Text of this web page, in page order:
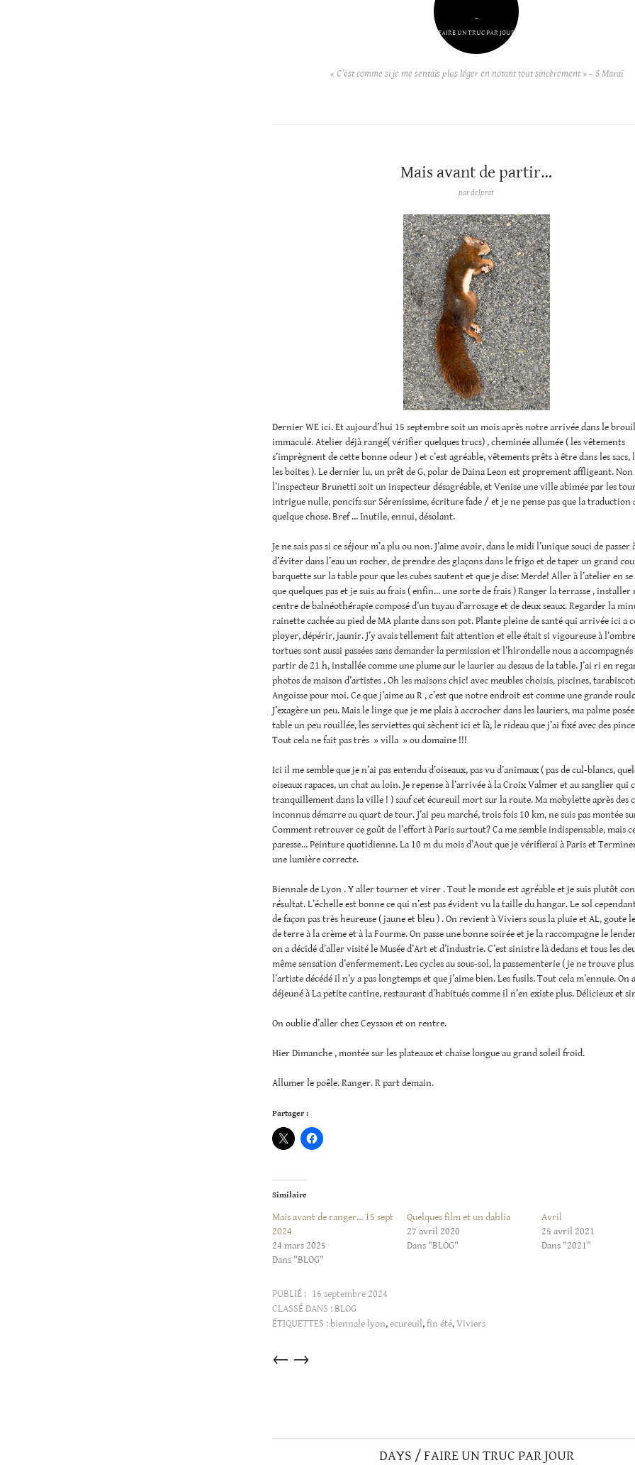
–
FAIRE UN TRUC PAR JOUR
« C’est comme si je me sentais plus léger en notant tout sincèrement » – S Maraï
Mais avant de partir…
pardelprat
Dernier WE ici. Et aujourd’hui 15 septembre soit un mois après notre arrivée dans le
immaculé. Atelier déjà rangé( vérifier quelques trucs) , cheminée allumée ( les vêtements
s’imprègnent de cette bonne odeur ) et c’est agréable, vêtements prêts à être dans les sacs,
les boites ). Le dernier lu, un prêt de G, polar de Daina Leon est proprement affligeant. Non
l’inspecteur Brunetti soit un inspecteur désagréable, et Venise une ville abimée par les
intrigue nulle, poncifs sur Sérenissime, écriture fade / et je ne pense pas que la traduction
quelque chose. Bref … Inutile, ennui, désolant.
Je ne sais pas si ce séjour m’a plu ou non. J’aime avoir, dans le midi l’unique souci de passer
d’éviter dans l’eau un rocher, de prendre des glaçons dans le frigo et de taper un grand
barquette sur la table pour que les cubes sautent et que je dise: Merde! Aller à l’atelier en
que quelques pas et je suis au frais ( enfin… une sorte de frais ) Ranger la terrasse ,
centre de balnéothérapie composé d’un tuyau d’arrosage et de deux seaux. Regarder la
rainette cachée au pied de MA plante dans son pot. Plante pleine de santé qui arrivée ici a
ployer, dépérir, jaunir. J’y avais tellement fait attention et elle était si vigoureuse à
tortues sont aussi passées sans demander la permission et l’hirondelle nous a
partir de 21 h, installée comme une plume sur le laurier au dessus de la table. J’ai ri en
photos de maison d’artistes . Oh les maisons chic! avec meubles choisis, piscines,
Angoisse pour moi. Ce que j’aime au R , c’est que notre endroit est comme une grande
J’exagère un peu. Mais le linge que je me plais à accrocher dans les lauriers, ma palme
table un peu rouillée, les serviettes qui sèchent ici et là, le rideau que j’ai fixé avec des
Tout cela ne fait pas très » villa » ou domaine !!!
Ici il me semble que je n’ai pas entendu d’oiseaux, pas vu d’animaux ( pas de cul-blancs,
oiseaux rapaces, un chat au loin. Je repense à l’arrivée à la Croix Valmer et au sanglier qui
tranquillement dans la ville ! ) sauf cet écureuil mort sur la route. Ma mobylette après des
inconnus démarre au quart de tour. J’ai peu marché, trois fois 10 km, ne suis pas montée
Comment retrouver ce goût de l’effort à Paris surtout? Ca me semble indispensable, mais
paresse… Peinture quotidienne. La 10 m du mois d’Aout que je vérifierai à Paris et
une lumière correcte.
Biennale de Lyon . Y aller tourner et virer . Tout le monde est agréable et je suis plutôt
résultat. L’échelle est bonne ce qui n’est pas évident vu la taille du hangar. Le sol
de façon pas très heureuse ( jaune et bleu ) . On revient à Viviers sous la pluie et AL, goute
de terre à la crème et à la Fourme. On passe une bonne soirée et je la raccompagne le
on a décidé d’aller visité le Musée d’Art et d’industrie. C’est sinistre là dedans et tous les
même sensation d’enfermement. Les cycles au sous-sol, la passementerie ( je ne trouve
l’artiste décédé il n’y a pas longtemps et que j’aime bien. Les fusils. Tout cela m’ennuie. On
déjeuné à La petite cantine, restaurant d’habitués comme il n’en existe plus. Délicieux et
On oublie d’aller chez Ceysson et on rentre.
Hier Dimanche , montée sur les plateaux et chaise longue au grand soleil froid.
Allumer le poêle. Ranger. R part demain.
Partager :
Similaire
Mais avant de ranger… 15 sept
2024
24 mars 2025
Dans "BLOG"
Quelques film et un dahlia
27 avril 2020
Dans "BLOG"
Avril
25 avril 2021
Dans "2021"
PUBLIÉ : 16 septembre 2024
CLASSÉ DANS :BLOG
ÉTIQUETTES : biennale lyon,ecureuil,fin été,Viviers
Articles
→
←
DAYS / FAIRE UN TRUC PAR JOUR